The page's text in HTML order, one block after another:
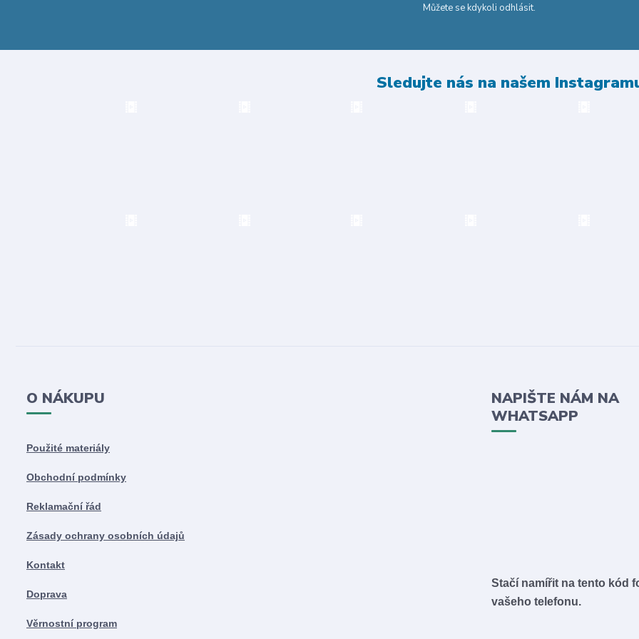
Můžete se kdykoli odhlásit.
Sledujte nás na našem
O NÁKUPU
Použité materiály
Obchodní podmínky
Reklamační řád
Zásady ochrany osobních údajů
Kontakt
Doprava
Věrnostní program
NAPIŠTE NÁM NA
WHATSAPP
Stačí namířit na tento kód
vašeho telefonu.